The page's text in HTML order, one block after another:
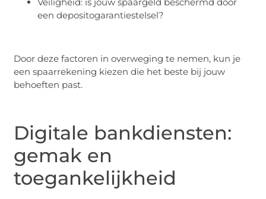
Veiligheid: is jouw spaargeld beschermd door
een depositogarantiestelsel?
Door deze factoren in overweging te nemen, kun je
een spaarrekening kiezen die het beste bij jouw
behoeften past.
Digitale bankdiensten:
gemak en
toegankelijkheid